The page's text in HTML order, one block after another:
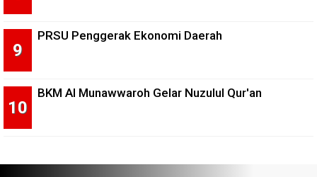
PRSU Penggerak Ekonomi Daerah
BKM Al Munawwaroh Gelar Nuzulul Qur'an